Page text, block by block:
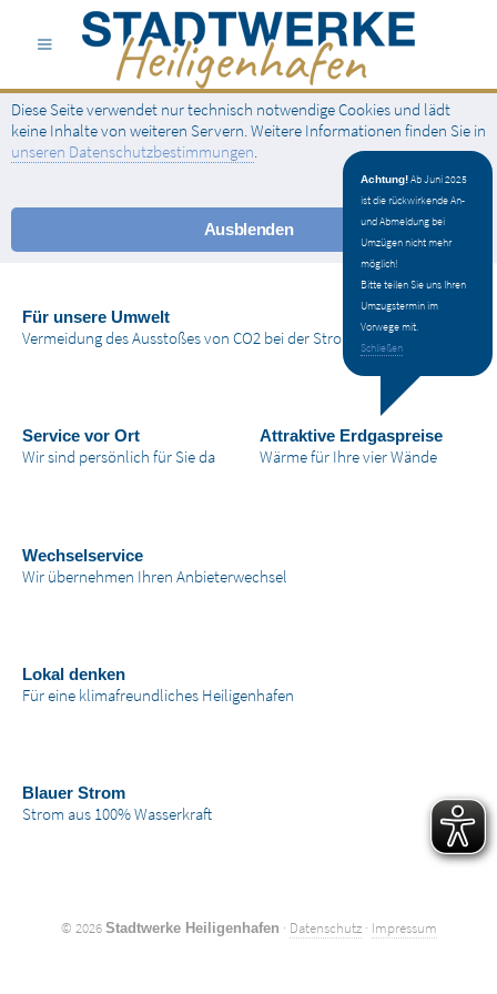
Diese Seite verwendet nur technisch notwendige Cookies und lädt
keine Inhalte von weiteren Servern. Weitere Informationen finden Sie in
unseren Datenschutzbestimmungen.
Ausblenden
Achtung!Ab Juni 2025
ist die rückwirkende An-
und Abmeldung bei
Umzügen nicht mehr
möglich!
Bitte teilen Sie uns Ihren
Umzugstermin im
Vorwege mit.
Schließen
Für unsere Umwelt
Vermeidung des Ausstoßes von CO2 bei der Stromerzeugung
Service vor Ort
Wir sind persönlich für Sie da
Attraktive Erdgaspreise
Wärme für Ihre vier Wände
Wechselservice
Wir übernehmen Ihren Anbieterwechsel
Lokal denken
Für eine klimafreundliches Heiligenhafen
Blauer Strom
Strom aus 100% Wasserkraft
© 2026 Stadtwerke Heiligenhafen · Datenschutz· Impressum